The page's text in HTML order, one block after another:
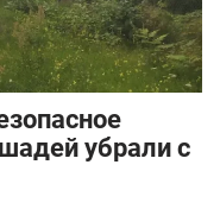
убрали с